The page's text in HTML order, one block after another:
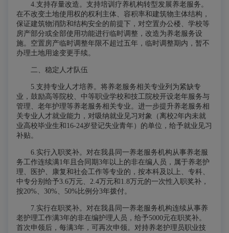
4.支持存量改造。 支持培训疗养机构转型发展养老服务。
在不改变土地使用权的权利主体、容积率和建筑物主体结构，
保证建筑物消防和结构安全的前提下，对空置办公楼、学校等
房产部分或全部使用功能进行临时调整，改造为养老服务设
施。空置房产临时调整年限不超过五年，临时调整期内，暂不
办理土地用途变更手续。
二、稳定人才队伍
5.支持专业人才培养。 将养老服务相关专业列为紧缺专
业，鼓励高等院校、中等职业学校和技工院校开设老年服务与
管理、老年护理等养老服务相关专业。进一步提升养老服务相
关专业人才就业能力，对吸纳就业见习对象（离校2年内未就
业高校毕业生和16-24岁登记失业青年）的单位，给予就业见习
补贴。
6.实行入职奖补。 对在我县同一养老服务机构从事养老服
务工作连续满1年且合同期3年以上的非在编人员，属于养老护
理、医护、康复和社会工作等专业的，按本科及以上、专科、
中专分别给予3.6万元、2.4万元和1.8万元的一次性入职奖补，
按20%、30%、50%比例分3年拨付。
7.实行在职奖补。 对在我县同一养老服务机构连续从事养
老护理工作满3年的非在编护理人员，给予5000元在职奖补。
首次申领后，每满3年，可再次申领。对持养老护理员职业技